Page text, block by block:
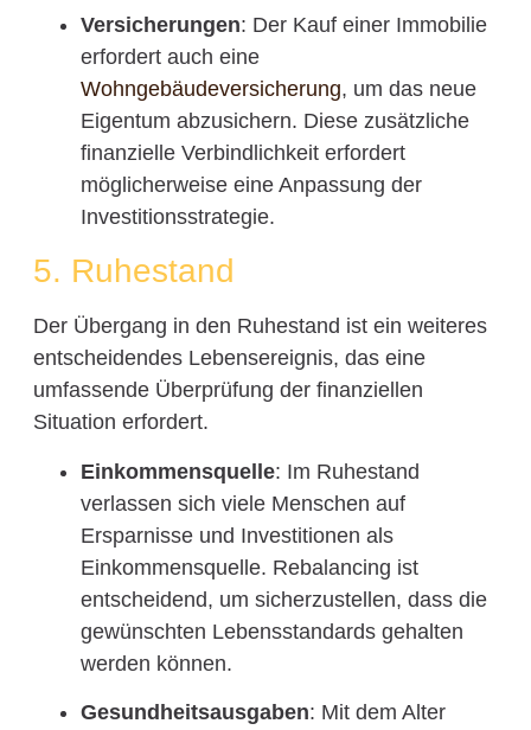
Versicherungen: Der Kauf einer Immobilie
erfordert auch eine
Wohngebäudeversicherung, um das neue
Eigentum abzusichern. Diese zusätzliche
finanzielle Verbindlichkeit erfordert
möglicherweise eine Anpassung der
Investitionsstrategie.
5. Ruhestand
Der Übergang in den Ruhestand ist ein weiteres
entscheidendes Lebensereignis, das eine
umfassende Überprüfung der finanziellen
Situation erfordert.
Einkommensquelle: Im Ruhestand
verlassen sich viele Menschen auf
Ersparnisse und Investitionen als
Einkommensquelle. Rebalancing ist
entscheidend, um sicherzustellen, dass die
gewünschten Lebensstandards gehalten
werden können.
Gesundheitsausgaben: Mit dem Alter